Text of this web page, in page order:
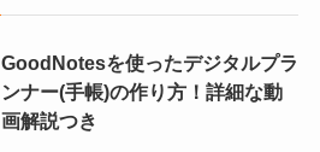
GoodNotesを使ったデジタルプラ
ンナー(手帳)の作り方！詳細な動
画解説つき